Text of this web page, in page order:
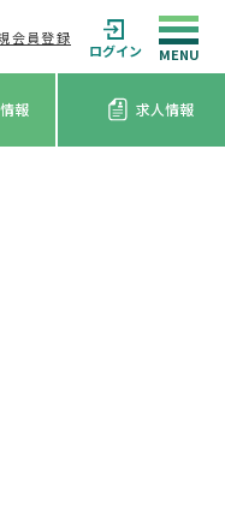
会員登録
ログイン
報 求人情報